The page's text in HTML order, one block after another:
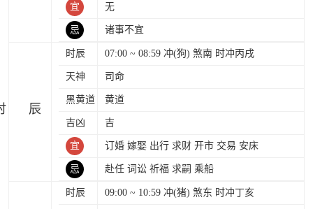
宜 无
忌 诸事不宜
时辰 07:00 ~ 08:59 冲(狗) 煞南 时冲丙戌
天神 司命
黑黄道 黄道
吉凶 吉
宜 订婚 嫁娶 出行 求财 开市 交易 安床
忌 赴任 词讼 祈福 求嗣 乘船
时辰 09:00 ~ 10:59 冲(猪) 煞东 时冲丁亥